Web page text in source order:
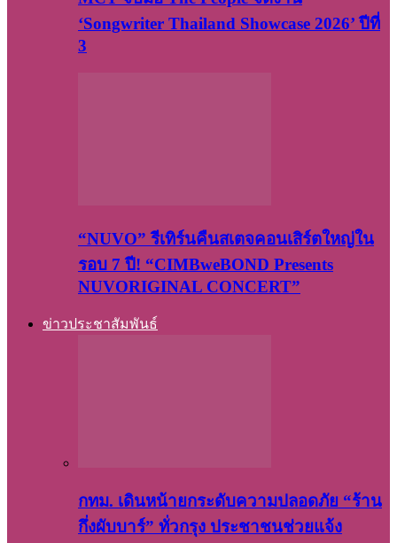
‘Songwriter Thailand Showcase 2026’ ปีที่
3
“NUVO” รีเทิร์นคืนสเตจคอนเสิร์ตใหญ่ใน
รอบ 7 ปี! “CIMBweBOND Presents
NUVORIGINAL CONCERT”
ข่าวประชาสัมพันธ์
กทม. เดินหน้ายกระดับความปลอดภัย “ร้าน
กึ่งผับบาร์” ทั่วกรุง ประชาชนช่วยแจ้ง